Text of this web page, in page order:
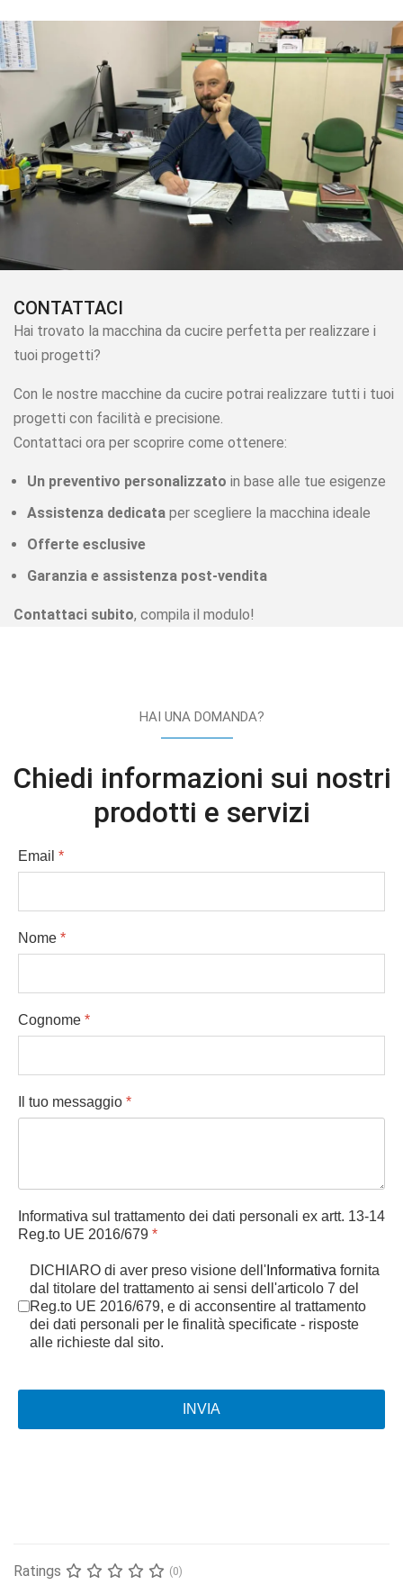
CONTATTACI
Hai trovato la macchina da cucire perfetta per realizzare i
tuoi progetti?
Con le nostre macchine da cucire potrai realizzare tutti i tuoi
progetti con facilità e precisione.
Contattaci ora per scoprire come ottenere:
Un preventivo personalizzato in base alle tue esigenze
Assistenza dedicata per scegliere la macchina ideale
Offerte esclusive
Garanzia e assistenza post-vendita
Contattaci subito, compila il modulo!
HAI UNA DOMANDA?
Chiedi informazioni sui nostri
prodotti e servizi
Email *
Nome *
Cognome *
Il tuo messaggio *
Informativa sul trattamento dei dati personali ex artt. 13-14
Reg.to UE 2016/679 *
DICHIARO di aver preso visione dell' Informativa fornita
dal titolare del trattamento ai sensi dell'articolo 7 del
Reg.to UE 2016/679, e di acconsentire al trattamento
dei dati personali per le finalità specificate - risposte
alle richieste dal sito.
INVIA
Ratings (0)